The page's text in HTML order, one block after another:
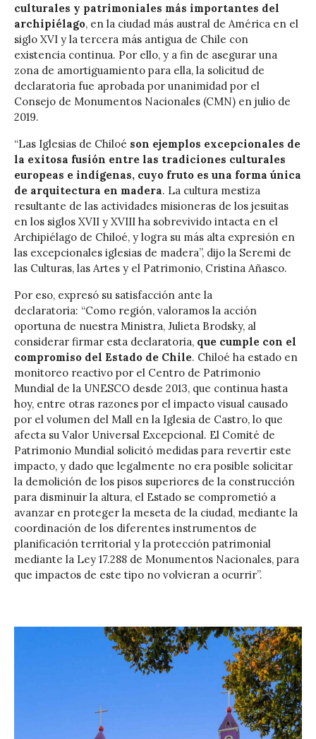
culturales y patrimoniales más importantes del
archipiélago, en la ciudad más austral de América en el
siglo XVI y la tercera más antigua de Chile con
existencia continua. Por ello, y a fin de asegurar una
zona de amortiguamiento para ella, la solicitud de
declaratoria fue aprobada por unanimidad por el
Consejo de Monumentos Nacionales (CMN) en julio de
2019.
“Las Iglesias de Chiloé son ejemplos excepcionales de
la exitosa fusión entre las tradiciones culturales
europeas e indígenas, cuyo fruto es una forma única
de arquitectura en madera. La cultura mestiza
resultante de las actividades misioneras de los jesuitas
en los siglos XVII y XVIII ha sobrevivido intacta en el
Archipiélago de Chiloé, y logra su más alta expresión en
las excepcionales iglesias de madera”, dijo la Seremi de
las Culturas, las Artes y el Patrimonio, Cristina Añasco.
Por eso, expresó su satisfacción ante la
declaratoria: “Como región, valoramos la acción
oportuna de nuestra Ministra, Julieta Brodsky, al
considerar firmar esta declaratoria, que cumple con el
compromiso del Estado de Chile. Chiloé ha estado en
monitoreo reactivo por el Centro de Patrimonio
Mundial de la UNESCO desde 2013, que continua hasta
hoy, entre otras razones por el impacto visual causado
por el volumen del Mall en la Iglesia de Castro, lo que
afecta su Valor Universal Excepcional. El Comité de
Patrimonio Mundial solicitó medidas para revertir este
impacto, y dado que legalmente no era posible solicitar
la demolición de los pisos superiores de la construcción
para disminuir la altura, el Estado se comprometió a
avanzar en proteger la meseta de la ciudad, mediante la
coordinación de los diferentes instrumentos de
planificación territorial y la protección patrimonial
mediante la Ley 17.288 de Monumentos Nacionales, para
que impactos de este tipo no volvieran a ocurrir”.